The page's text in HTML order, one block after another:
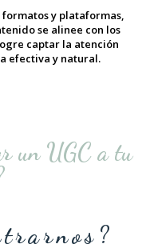
y plataformas,
se alinee con los
captar la atención
efectiva y natural.
un UGC a tu